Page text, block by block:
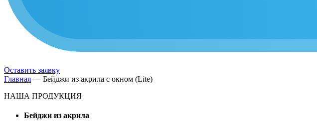
Оставить заявку
Главная — Бейджи из акрила с окном (Lite)
НАША ПРОДУКЦИЯ
Бейджи из акрила